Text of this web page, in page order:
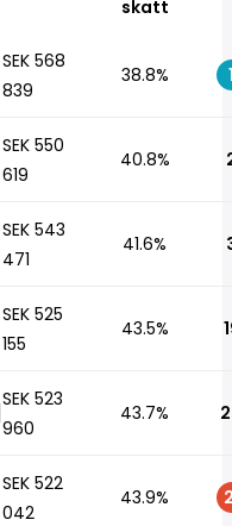
skatt
SEK 568
839
38.8%
SEK 550
619
40.8%
SEK 543
471
41.6%
SEK 525
155
43.5%
SEK 523
960
43.7%
SEK 522
042
43.9%